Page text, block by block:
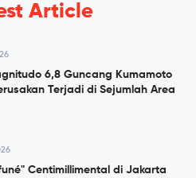
Article
6,8 Guncang Kumamoto
Terjadi di Sejumlah Area
Centimillimental di Jakarta